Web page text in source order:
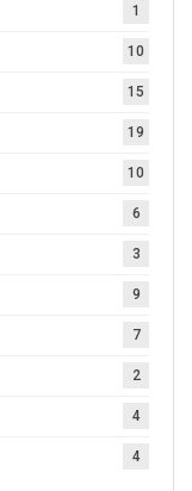
1
10
15
19
10
6
3
9
7
2
4
4